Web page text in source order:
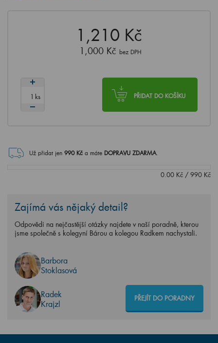
1,210 Kč
1,000 Kč bez DPH
PŘIDAT DO KOŠÍKU
ks
Už přidat jen 990Kč a máte DOPRAVU ZDARMA.
0.00 Kč / 990 Kč
Zajímá vás nějaký detail?
Odpovědi na nejčastější otázky najdete v naší poradně, kterou
jsme společně s kolegyní Bárou a kolegou Radkem nachystali.
Barbora
Stoklasová
Radek
Krajzl
PŘEJÍT DO PORADNY